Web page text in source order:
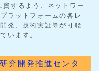
するよう、ネットワー
ラットフォームの各レ
発、技術実証等が可能
います。
究開発推進センタ